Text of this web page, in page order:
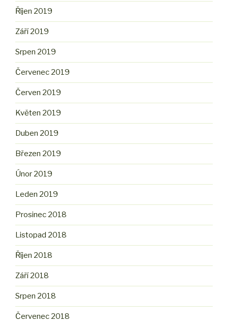
Říjen 2019
Září 2019
Srpen 2019
Červenec 2019
Červen 2019
Květen 2019
Duben 2019
Březen 2019
Únor 2019
Leden 2019
Prosinec 2018
Listopad 2018
Říjen 2018
Září 2018
Srpen 2018
Červenec 2018